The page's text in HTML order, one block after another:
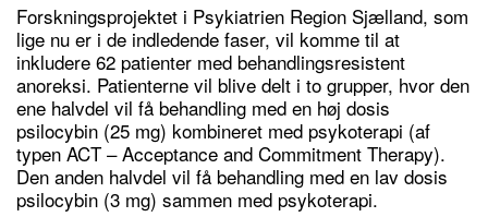
Forskningsprojektet i Psykiatrien Region Sjælland, som
lige nu er i de indledende faser, vil komme til at
inkludere 62 patienter med behandlingsresistent
anoreksi. Patienterne vil blive delt i to grupper, hvor den
ene halvdel vil få behandling med en høj dosis
psilocybin (25 mg) kombineret med psykoterapi (af
typen ACT – Acceptance and Commitment Therapy).
Den anden halvdel vil få behandling med en lav dosis
psilocybin (3 mg) sammen med psykoterapi.